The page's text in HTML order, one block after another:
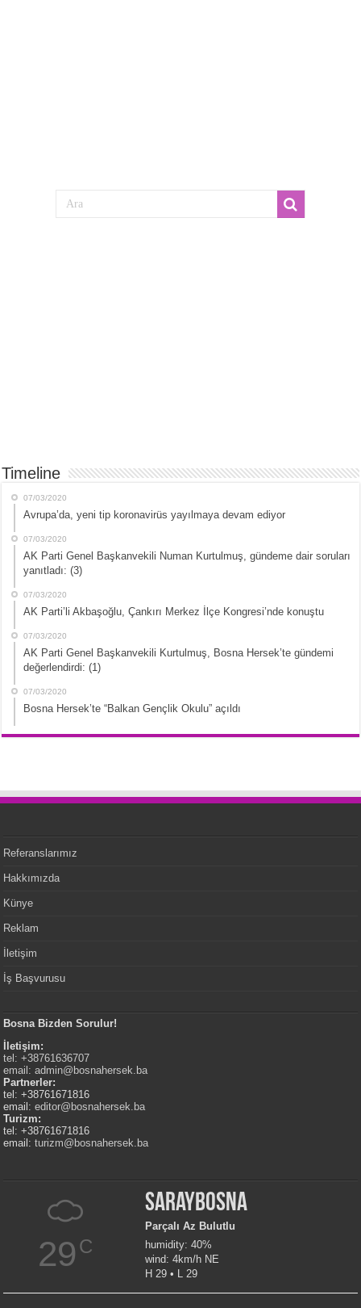
Timeline
07/03/2020
Avrupa’da, yeni tip koronavirüs yayılmaya devam ediyor
07/03/2020
AK Parti Genel Başkanvekili Numan Kurtulmuş, gündeme dair soruları
yanıtladı: (3)
07/03/2020
AK Parti’li Akbaşoğlu, Çankırı Merkez İlçe Kongresi’nde konuştu
07/03/2020
AK Parti Genel Başkanvekili Kurtulmuş, Bosna Hersek’te gündemi
değerlendirdi: (1)
07/03/2020
Bosna Hersek’te “Balkan Gençlik Okulu” açıldı
Referanslarımız
Hakkımızda
Künye
Reklam
İletişim
İş Başvurusu
Bosna Bizden Sorulur!
İletişim:
tel: +38761636707
email:admin@bosnahersek.ba
Partnerler:
tel: +38761671816
email:editor@bosnahersek.ba
Turizm:
tel: +38761671816
email:turizm@bosnahersek.ba
29 C
Saraybosna
Parçalı Az Bulutlu
humidity: 40%
wind: 4km/h NE
H 29 • L 29